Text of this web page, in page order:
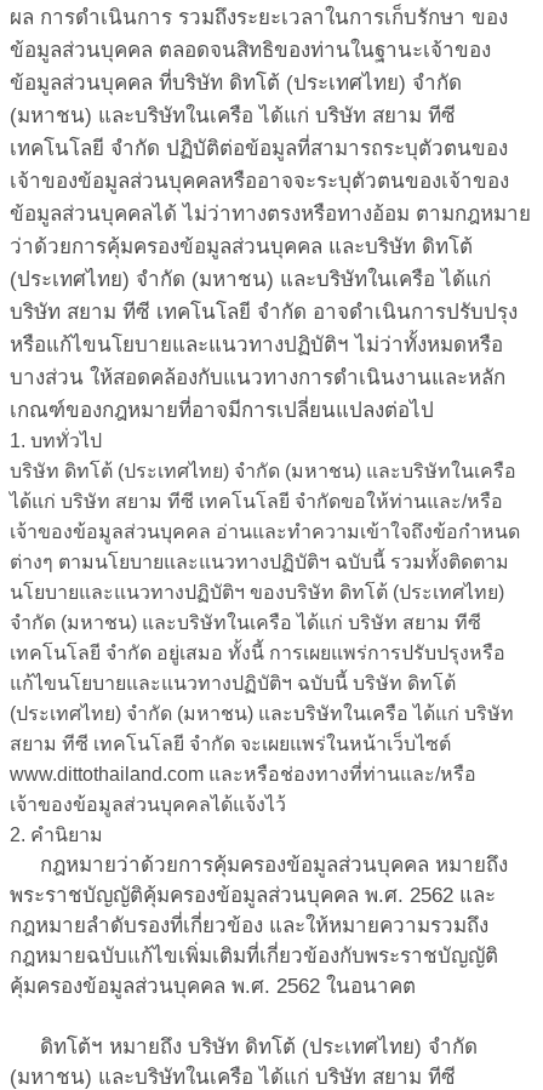
ผล การดำเนินการ รวมถึงระยะเวลาในการเก็บรักษา ของ
ข้อมูลส่วนบุคคล ตลอดจนสิทธิของท่านในฐานะเจ้าของ
ข้อมูลส่วนบุคคล ที่บริษัท ดิทโต้ (ประเทศไทย) จำกัด
(มหาชน) และบริษัทในเครือ ได้แก่ บริษัท สยาม ทีซี
เทคโนโลยี จำกัด ปฏิบัติต่อข้อมูลที่สามารถระบุตัวตนของ
เจ้าของข้อมูลส่วนบุคคลหรืออาจจะระบุตัวตนของเจ้าของ
ข้อมูลส่วนบุคคลได้ ไม่ว่าทางตรงหรือทางอ้อม ตามกฎหมาย
ว่าด้วยการคุ้มครองข้อมูลส่วนบุคคล และบริษัท ดิทโต้
(ประเทศไทย) จำกัด (มหาชน) และบริษัทในเครือ ได้แก่
บริษัท สยาม ทีซี เทคโนโลยี จำกัด อาจดำเนินการปรับปรุง
หรือแก้ไขนโยบายและแนวทางปฏิบัติฯ ไม่ว่าทั้งหมดหรือ
บางส่วน ให้สอดคล้องกับแนวทางการดำเนินงานและหลัก
เกณฑ์ของกฎหมายที่อาจมีการเปลี่ยนแปลงต่อไป
1. บททั่วไป
บริษัท ดิทโต้ (ประเทศไทย) จำกัด (มหาชน) และบริษัทในเครือ
ได้แก่ บริษัท สยาม ทีซี เทคโนโลยี จำกัดขอให้ท่านและ/หรือ
เจ้าของข้อมูลส่วนบุคคล อ่านและทำความเข้าใจถึงข้อกำหนด
ต่างๆ ตามนโยบายและแนวทางปฏิบัติฯ ฉบับนี้ รวมทั้งติดตาม
นโยบายและแนวทางปฏิบัติฯ ของบริษัท ดิทโต้ (ประเทศไทย)
จำกัด (มหาชน) และบริษัทในเครือ ได้แก่ บริษัท สยาม ทีซี
เทคโนโลยี จำกัด อยู่เสมอ ทั้งนี้ การเผยแพร่การปรับปรุงหรือ
แก้ไขนโยบายและแนวทางปฏิบัติฯ ฉบับนี้ บริษัท ดิทโต้
(ประเทศไทย) จำกัด (มหาชน) และบริษัทในเครือ ได้แก่ บริษัท
สยาม ทีซี เทคโนโลยี จำกัด จะเผยแพร่ในหน้าเว็บไซต์
www.dittothailand.com และหรือช่องทางที่ท่านและ/หรือ
เจ้าของข้อมูลส่วนบุคคลได้แจ้งไว้
2. คำนิยาม
กฎหมายว่าด้วยการคุ้มครองข้อมูลส่วนบุคคล หมายถึง
พระราชบัญญัติคุ้มครองข้อมูลส่วนบุคคล พ.ศ. 2562 และ
กฎหมายลำดับรองที่เกี่ยวข้อง และให้หมายความรวมถึง
กฎหมายฉบับแก้ไขเพิ่มเติมที่เกี่ยวข้องกับพระราชบัญญัติ
คุ้มครองข้อมูลส่วนบุคคล พ.ศ. 2562 ในอนาคต
ดิทโต้ฯ หมายถึง บริษัท ดิทโต้ (ประเทศไทย) จำกัด
(มหาชน) และบริษัทในเครือ ได้แก่ บริษัท สยาม ทีซี